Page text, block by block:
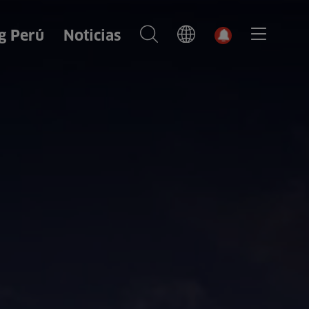
Perú Noticias